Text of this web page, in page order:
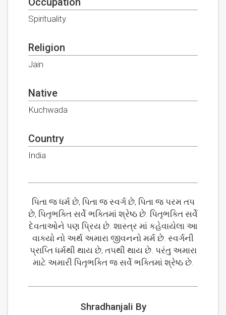
Spirituality
Religion
Jain
Native
Kuchwada
Country
India
પિતા જ ધર્મ છે, પિતા જ સ્વર્ગ છે, પિતા જ પરમ તપ
છે, પિતૃભક્તિ સર્વે ભક્તિમાં શ્રેષ્ઠ છે. પિતૃભક્તિ સર્વે
દેવતાઓને પણ પ્રિય છે. શાસ્ત્ર માં કહેવાયેલા આ
વાક્યો નો અર્થ અમારા જીવનનો મર્મ છે. સ્વર્ગની
પ્રાપ્તિ ધર્મથી થાય છે, તપથી થાય છે. પરંતુ અમારા
માટે અમારી પિતૃભક્તિ જ સર્વે ભક્તિમાં શ્રેષ્ઠ છે.
Shradhanjali By